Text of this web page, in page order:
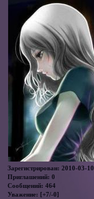
Зарегистрирован: 2010-03-10
Приглашений: 0
Сообщений: 464
Уважение: [+7/-0]